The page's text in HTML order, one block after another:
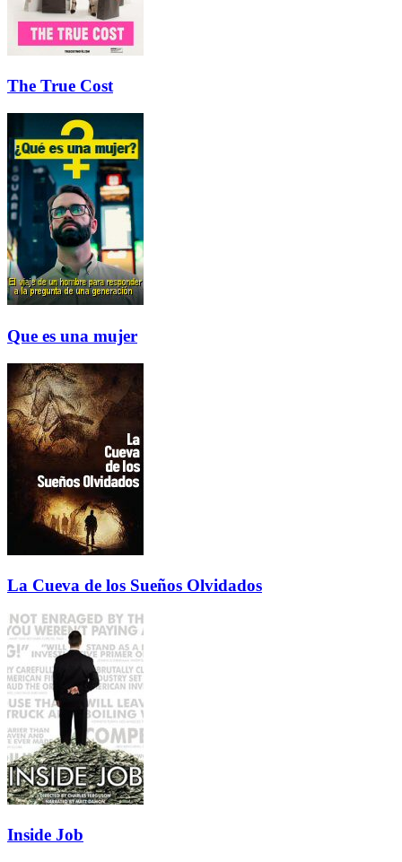
The True Cost
Que es una mujer
La Cueva de los Sueños Olvidados
Inside Job